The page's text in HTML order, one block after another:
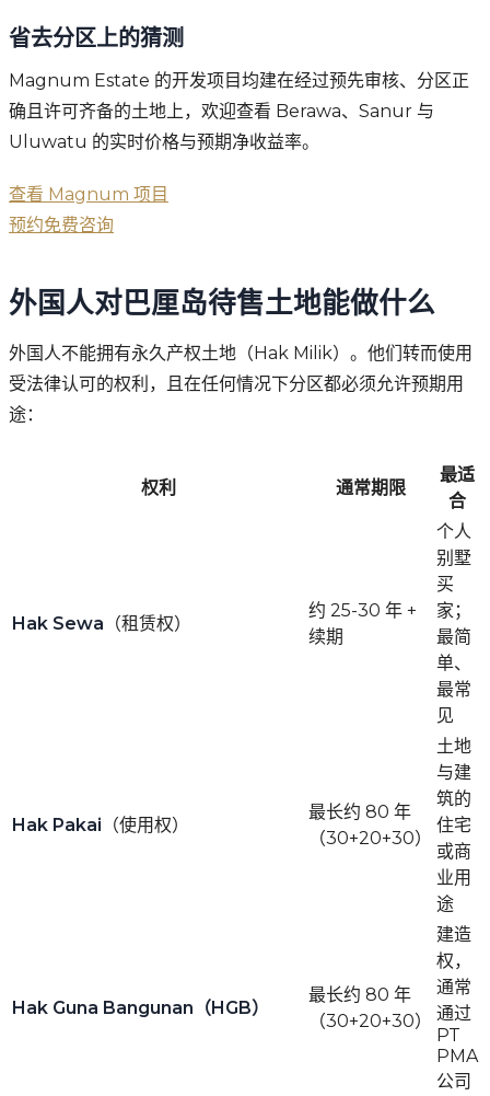
省去分区上的猜测
Magnum Estate 的开发项目均建在经过预先审核、分区正
确且许可齐备的土地上，欢迎查看 Berawa、Sanur 与
Uluwatu 的实时价格与预期净收益率。
查看 Magnum 项目
预约免费咨询
外国人对巴厘岛待售土地能做什么
外国人不能拥有永久产权土地（Hak Milik）。他们转而使用
受法律认可的权利，且在任何情况下分区都必须允许预期用
途：
权利 通常期限
最适
合
Hak Sewa （租赁权）
约 25-30 年 +
续期
个人
别墅
买
家；
最简
单、
最常
见
Hak Pakai （使用权）
最长约 80 年
（30+20+30）
土地
与建
筑的
住宅
或商
业用
途
Hak Guna Bangunan（HGB）
最长约 80 年
（30+20+30）
建造
权，
通常
通过
PT
PMA
公司